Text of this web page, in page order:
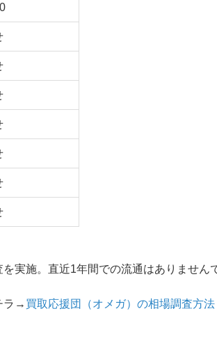
実施。直近1年間での流通はありません
ラ→ 買取応援団（オメガ）の相場調査方法